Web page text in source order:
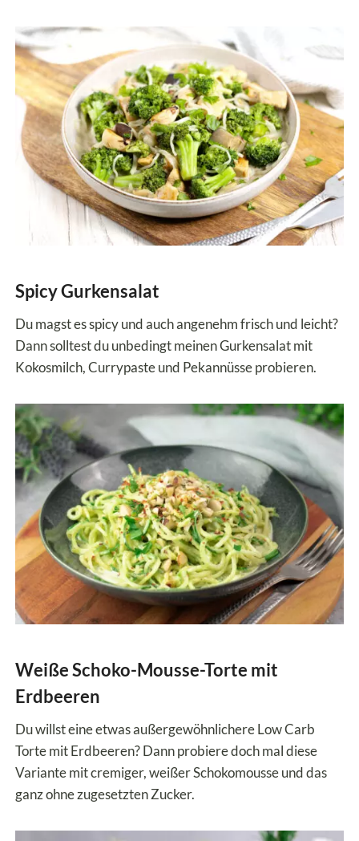
Spicy Gurkensalat
Du magst es spicy und auch angenehm frisch und leicht?
Dann solltest du unbedingt meinen Gurkensalat mit
Kokosmilch, Currypaste und Pekannüsse probieren.
Weiße Schoko-Mousse-Torte mit
Erdbeeren
Du willst eine etwas außergewöhnlichere Low Carb
Torte mit Erdbeeren? Dann probiere doch mal diese
Variante mit cremiger, weißer Schokomousse und das
ganz ohne zugesetzten Zucker.